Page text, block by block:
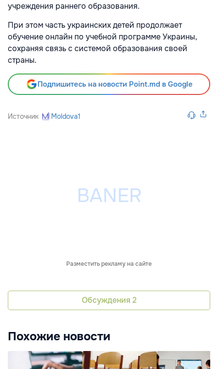
учреждения раннего образования.
При этом часть украинских детей продолжает
обучение онлайн по учебной программе Украины,
сохраняя связь с системой образования своей
страны.
Подпишитесь на новости Point.md в Google
Источник Moldova1
Разместить рекламу на сайте
Обсуждения 2
Похожие новости